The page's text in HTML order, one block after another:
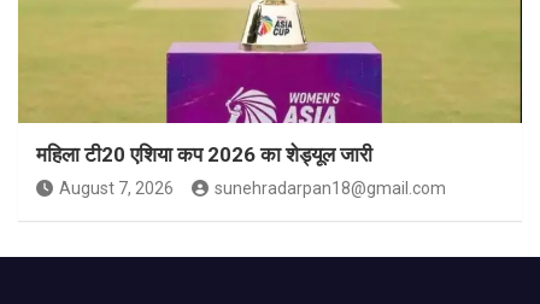
महिला टी20 एशिया कप 2026 का शेड्यूल जारी
August 7, 2026 sunehradarpan18@gmail.com